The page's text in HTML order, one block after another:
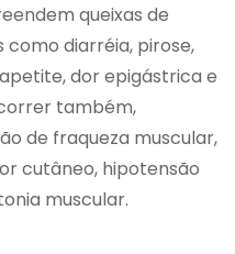
queixas de
diarréia, pirose,
dor epigástrica e
também,
de fraqueza muscular,
cutâneo, hipotensão
muscular.